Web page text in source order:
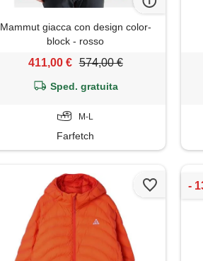
Mammut giacca con design color-
block - rosso
411,00 € 574,00 €
Sped. gratuita
M-L
Farfetch